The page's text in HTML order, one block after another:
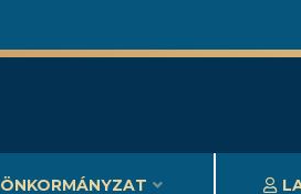
ÖNKORMÁNYZAT